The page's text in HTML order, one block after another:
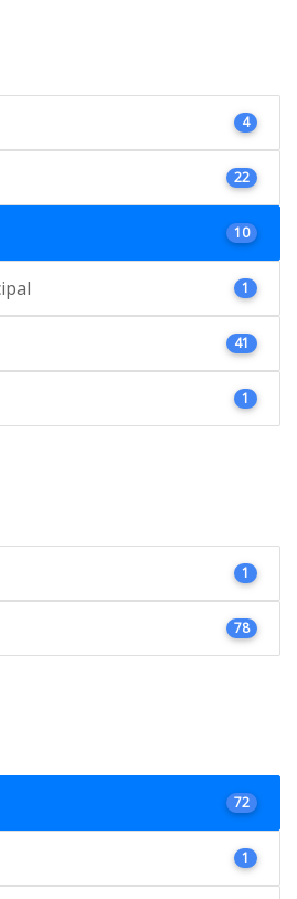
4
22
10
1
41
1
1
78
72
1